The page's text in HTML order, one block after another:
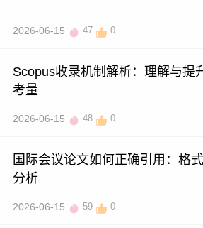
2026-06-15 47 0
Scopus收录机制解析：理解与提
考量
2026-06-15 48 0
国际会议论文如何正确引用：格
分析
2026-06-15 59 0